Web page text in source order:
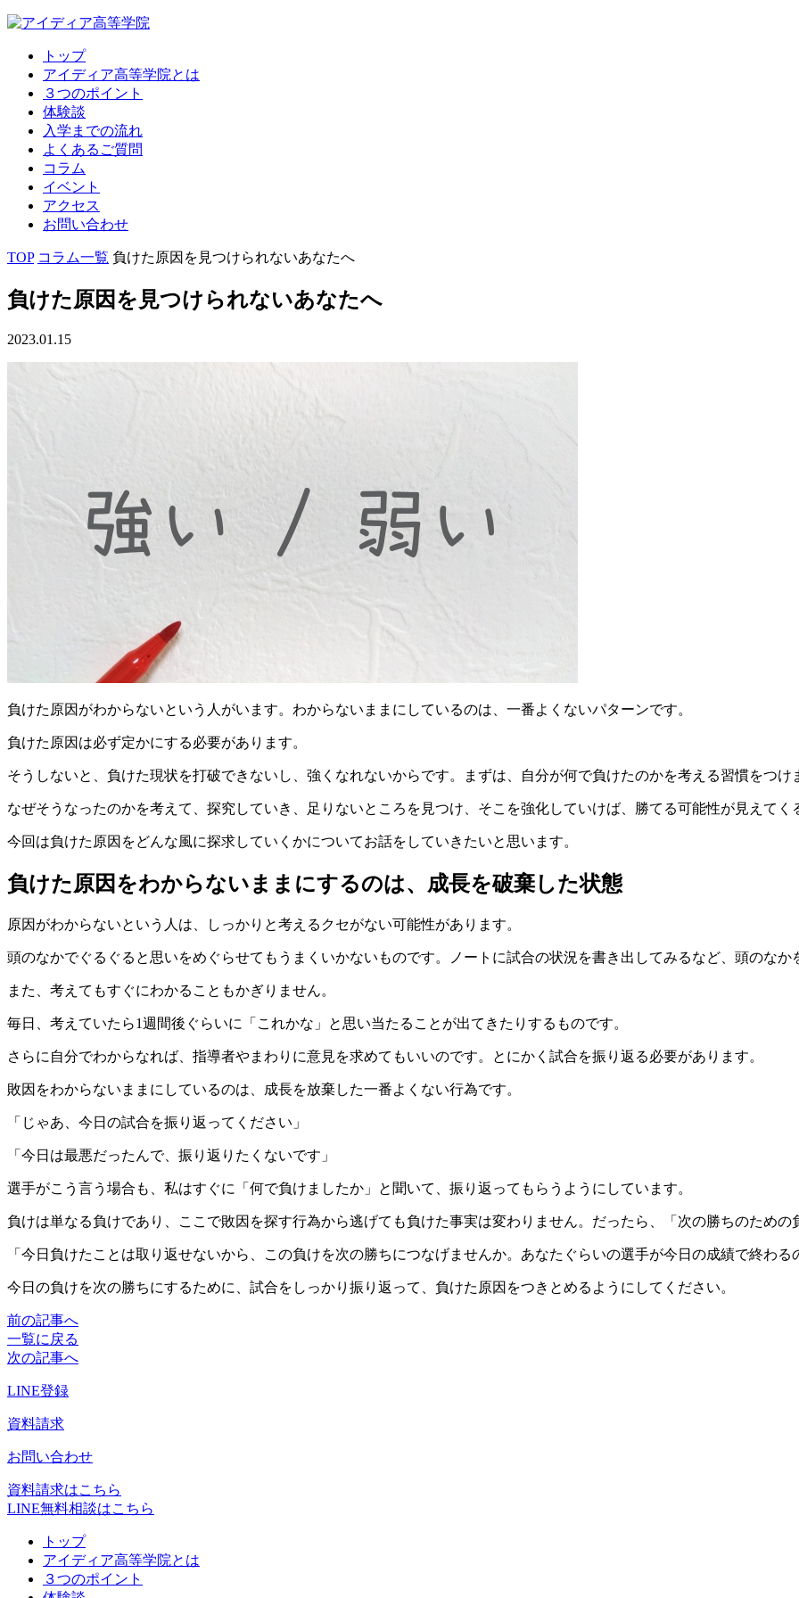
トップ
アイディア高等学院とは
３つのポイント
体験談
入学までの流れ
よくあるご質問
コラム
イベント
アクセス
お問い合わせ
TOP コラム一覧 負けた原因を見つけられないあなたへ
負けた原因を見つけられないあなたへ
2023.01.15
負けた原因がわからないという人がいます。わからないままにしているのは、一番よくないパターンです。
負けた原因は必ず定かにする必要があります。
そうしないと、負けた現状を打破できないし、強くなれないからです。まずは、自分が何で負けたのかを考える習慣をつけ
なぜそうなったのかを考えて、探究していき、足りないところを見つけ、そこを強化していけば、勝てる可能性が見えてく
今回は負けた原因をどんな風に探求していくかについてお話をしていきたいと思います。
負けた原因をわからないままにするのは、成長を破棄した状態
原因がわからないという人は、しっかりと考えるクセがない可能性があります。
頭のなかでぐるぐると思いをめぐらせてもうまくいかないものです。ノートに試合の状況を書き出してみるなど、頭のなか
また、考えてもすぐにわかることもかぎりません。
毎日、考えていたら1週間後ぐらいに「これかな」と思い当たることが出てきたりするものです。
さらに自分でわからなれば、指導者やまわりに意見を求めてもいいのです。とにかく試合を振り返る必要があります。
敗因をわからないままにしているのは、成長を放棄した一番よくない行為です。
「じゃあ、今日の試合を振り返ってください」
「今日は最悪だったんで、振り返りたくないです」
選手がこう言う場合も、私はすぐに「何で負けましたか」と聞いて、振り返ってもらうようにしています。
負けは単なる負けであり、ここで敗因を探す行為から逃げても負けた事実は変わりません。だったら、「次の勝ちのための
「今日負けたことは取り返せないから、この負けを次の勝ちにつなげませんか。あなたぐらいの選手が今日の成績で終わる
今日の負けを次の勝ちにするために、試合をしっかり振り返って、負けた原因をつきとめるようにしてください。
前の記事へ
一覧に戻る
次の記事へ
LINE登録
資料請求
お問い合わせ
資料請求はこちら
LINE無料相談はこちら
トップ
アイディア高等学院とは
３つのポイント